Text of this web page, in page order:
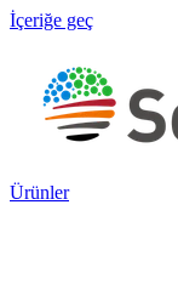
İçeriğe geç
Ürünler